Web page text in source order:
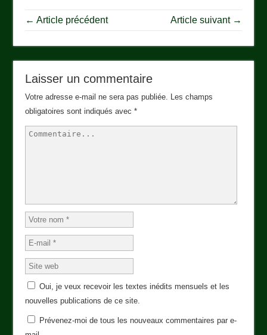
← Article précédent Article suivant →
Laisser un commentaire
Votre adresse e-mail ne sera pas publiée. Les champs
obligatoires sont indiqués avec*
Oui, je veux recevoir les textes inédits mensuels et les
nouvelles publications de ce site.
Prévenez-moi de tous les nouveaux commentaires par e-